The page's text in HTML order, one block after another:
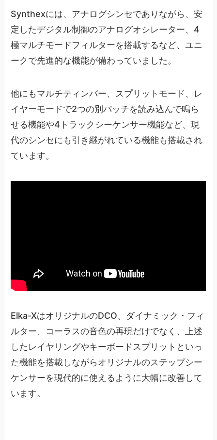
Synthexには、アナログシンセでありながら、安
定したデジタル制御のアナログオシレーター、4
極マルチモードフィルターを搭載するなど、ユニ
ークで先進的な機能が備わっていました。
他にもマルチティンバー、スプリットモード、レ
イヤーモードで2つの別パッチを読み込んで鳴ら
せる機能や4トラックシーケンサー機能など、現
代のシンセにも引き継がれている機能も搭載され
ています。
Elka-XはオリジナルのDCO、ダイナミック・フィ
ルター、コーラスの音色の再現だけでなく、上述
したレイヤリングやキーボードスプリットといっ
た機能を搭載しながらオリジナルのステップシー
ケンサーを現代的に使えるように大幅に改善して
います。